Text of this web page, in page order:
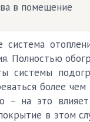
в помещение
Полностью
системы
более
– на это
в этом